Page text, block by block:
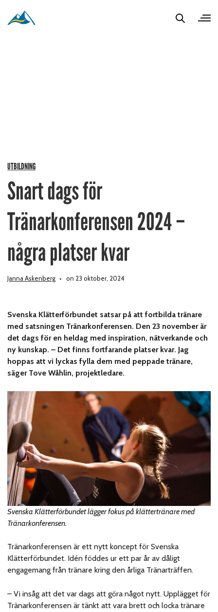
UTBILDNING
Snart dags för
Tränarkonferensen 2024 –
några platser kvar
Janna Askenberg on 23 oktober, 2024
Svenska Klätterförbundet satsar på att fortbilda tränare
med satsningen Tränarkonferensen. Den 23 november är
det dags för en heldag med inspiration, nätverkande och
ny kunskap. – Det finns fortfarande platser kvar. Jag
hoppas att vi lyckas fylla dem med peppade tränare,
säger Tove Wåhlin, projektledare.
Svenska Klätterförbundet lägger fokus på klättertränare med
Tränarkonferensen.
Tränarkonferensen är ett nytt koncept för Svenska
Klätterförbundet. Idén föddes ur ett par år av dåligt
engagemang från tränare kring den årliga Tränarträffen.
– Vi insåg att det var dags att göra något nytt. Upplägget för
Tränarkonferensen är tänkt att vara brett och locka tränare